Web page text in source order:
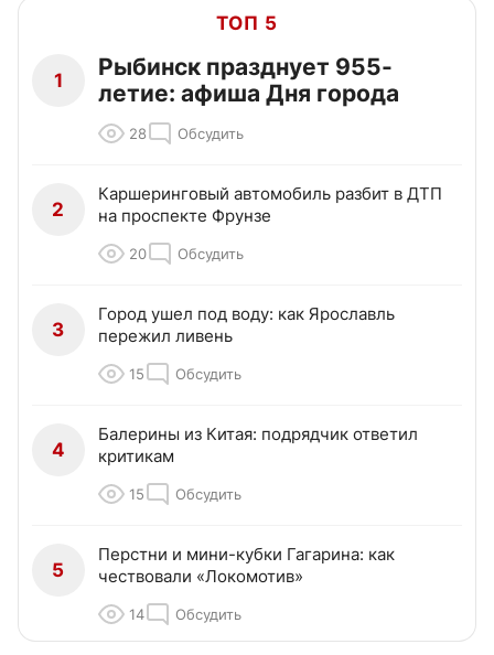
ТОП 5
1
Рыбинск празднует 955-
летие: афиша Дня города
28 Обсудить
2
Каршеринговый автомобиль разбит в ДТП
на проспекте Фрунзе
20 Обсудить
3
Город ушел под воду: как Ярославль
пережил ливень
15 Обсудить
4
Балерины из Китая: подрядчик ответил
критикам
15 Обсудить
5
Перстни и мини-кубки Гагарина: как
чествовали «Локомотив»
14 Обсудить